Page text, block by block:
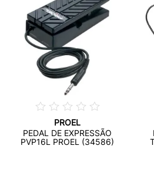
PROEL
PEDAL DE EXPRESSÃO
PVP16L PROEL (34586)